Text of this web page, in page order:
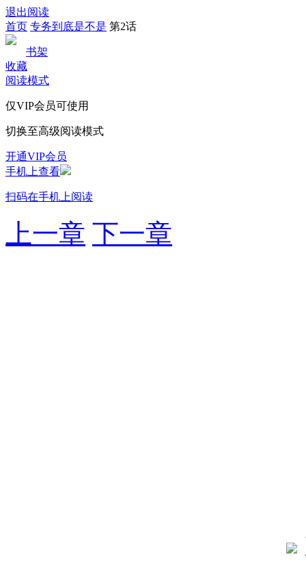
退出阅读
首页 专务到底是不是 第2话
书架
收藏
阅读模式
仅VIP会员可使用
切换至高级阅读模式
开通VIP会员
手机上查看
扫码在手机上阅读
上一章 下一章